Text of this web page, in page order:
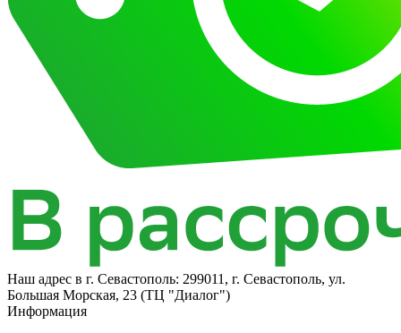
Наш адрес в г. Севастополь: 299011, г. Севастополь, ул.
Большая Морская, 23 (ТЦ "Диалог")
Информация